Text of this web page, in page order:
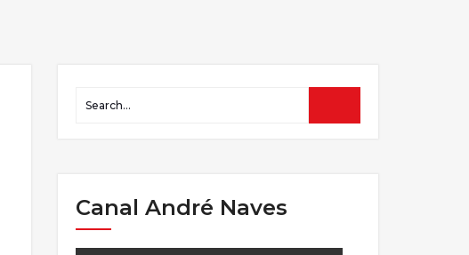
Canal André Naves